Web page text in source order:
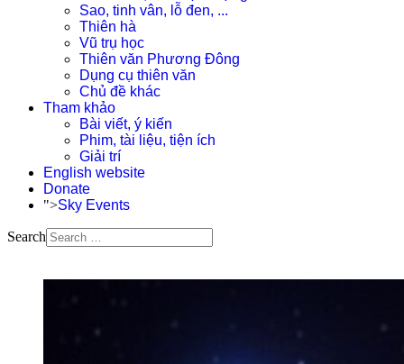
Sao, tinh vân, lỗ đen, ...
Thiên hà
Vũ trụ học
Thiên văn Phương Đông
Dụng cụ thiên văn
Chủ đề khác
Tham khảo
Bài viết, ý kiến
Phim, tài liệu, tiện ích
Giải trí
English website
Donate
">Sky Events
Search